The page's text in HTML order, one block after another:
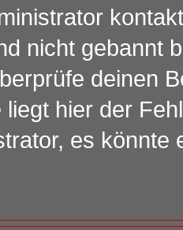
nicht gebannt
deinen
liegt hier der
es könnte